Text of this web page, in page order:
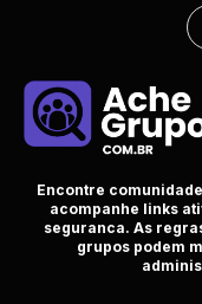
Encontre
acompanhe links
seguranca. As
grupos podem